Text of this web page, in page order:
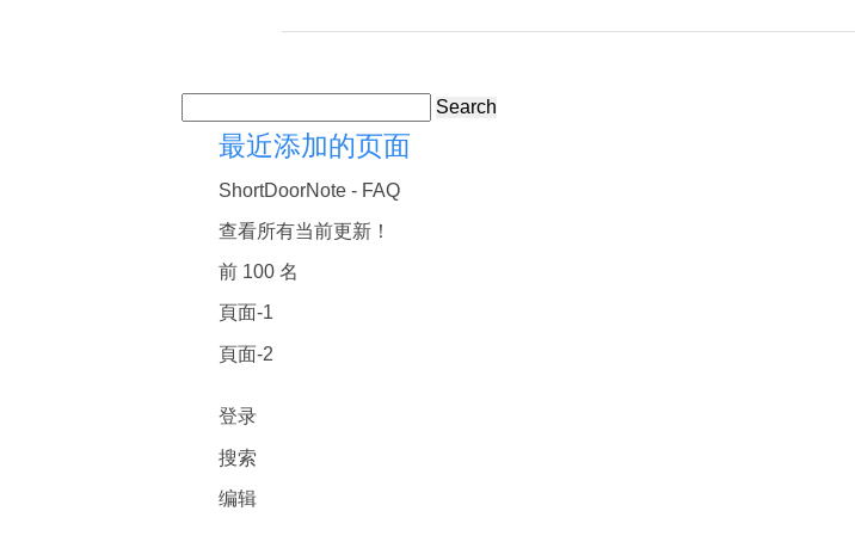
Search
最近添加的页面
ShortDoorNote - FAQ
查看所有当前更新！
前 100 名
頁面-1
頁面-2
登录
搜索
编辑